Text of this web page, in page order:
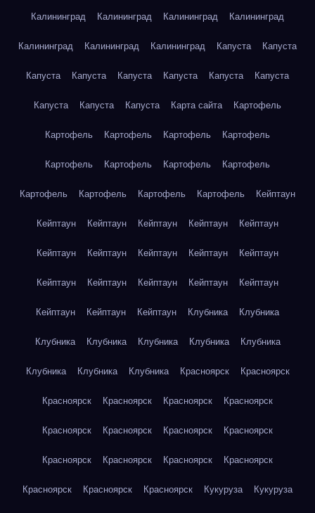
Калининград Калининград Калининград Калининград
Калининград Калининград Калининград Капуста Капуста
Капуста Капуста Капуста Капуста Капуста Капуста
Капуста Капуста Капуста Карта сайта Картофель
Картофель Картофель Картофель Картофель
Картофель Картофель Картофель Картофель
Картофель Картофель Картофель Картофель Кейптаун
Кейптаун Кейптаун Кейптаун Кейптаун Кейптаун
Кейптаун Кейптаун Кейптаун Кейптаун Кейптаун
Кейптаун Кейптаун Кейптаун Кейптаун Кейптаун
Кейптаун Кейптаун Кейптаун Клубника Клубника
Клубника Клубника Клубника Клубника Клубника
Клубника Клубника Клубника Красноярск Красноярск
Красноярск Красноярск Красноярск Красноярск
Красноярск Красноярск Красноярск Красноярск
Красноярск Красноярск Красноярск Красноярск
Красноярск Красноярск Красноярск Кукуруза Кукуруза